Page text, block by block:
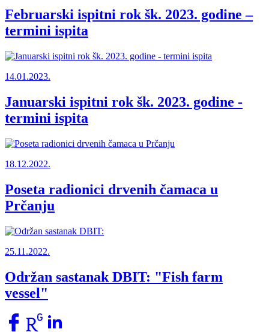
Februarski ispitni rok šk. 2023. godine –
termini ispita
14.01.2023.
Januarski ispitni rok šk. 2023. godine -
termini ispita
18.12.2022.
Poseta radionici drvenih čamaca u
Prčanju
25.11.2022.
Održan sastanak DBIT: "Fish farm
vessel"